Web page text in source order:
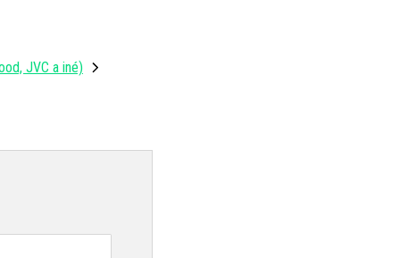
JVC a iné)